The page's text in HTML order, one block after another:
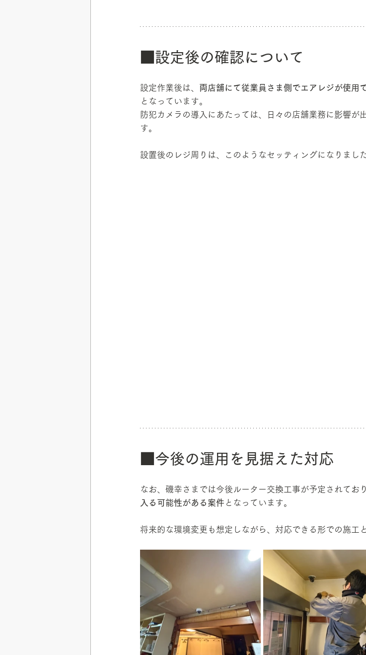
■設定後の確認について
設定作業後は、 両店舗にて従業員さま側でエアレジが使用
となっています。
防犯カメラの導入にあたっては、日々の店舗業務に影響が
す。
設置後のレジ周りは、このようなセッティングになりました
■今後の運用を見据えた対応
なお、磯幸さまでは今後ルーター交換工事が予定されており
入る可能性がある案件 となっています。
将来的な環境変更も想定しながら、対応できる形での施工